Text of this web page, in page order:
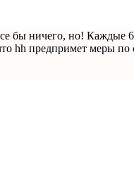
бы ничего, но! Каждые
hh предпримет меры по